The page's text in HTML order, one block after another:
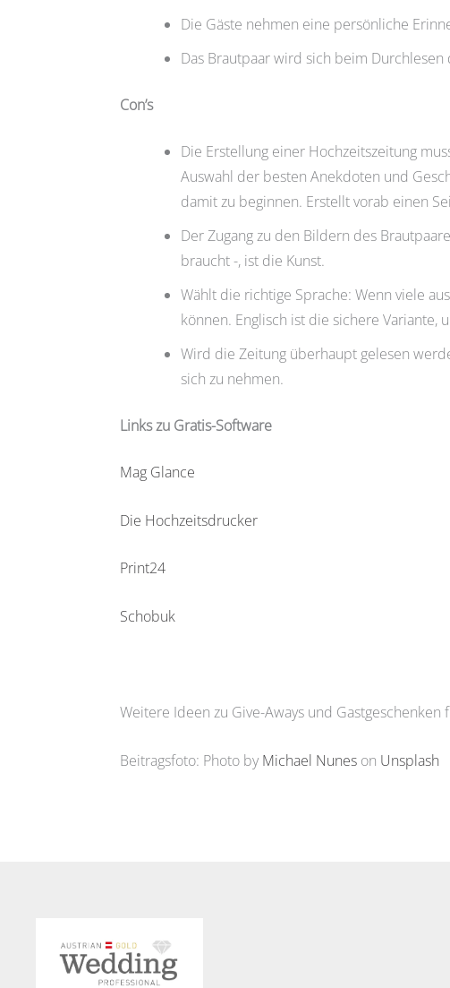
Die Gäste nehmen eine persönliche
Das Brautpaar wird sich beim
Con’s
Die Erstellung einer Hochzeitszeitung
Auswahl der besten Anekdoten und
damit zu beginnen. Erstellt vorab einen
Der Zugang zu den Bildern des
braucht -, ist die Kunst.
Wählt die richtige Sprache: Wenn viele
können. Englisch ist die sichere Variante,
Wird die Zeitung überhaupt gelesen
sich zu nehmen.
Links zu Gratis-Software
Mag Glance
Die Hochzeitsdrucker
Print24
Schobuk
Weitere Ideen zu Give-Aways und
Beitragsfoto: Photo by Michael Nunes on Unsplash